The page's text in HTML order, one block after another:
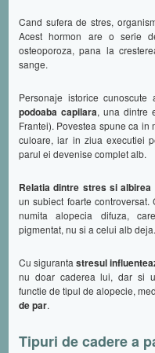
Cand sufera de stres,
Acest hormon are o serie
osteoporoza, pana la
sange.
Personaje istorice
podoaba capilara, una dintre
Frantei). Povestea spune ca
culoare, iar in ziua executiei
parul ei devenise complet alb.
Relatia dintre stres si
un subiect foarte
numita alopecia difuza,
pigmentat, nu si a celui alb deja.
Cu sigurantastresul
nu doar caderea lui, dar si
functie de tipul de alopecie,
de par.
Tipuri de cadere a